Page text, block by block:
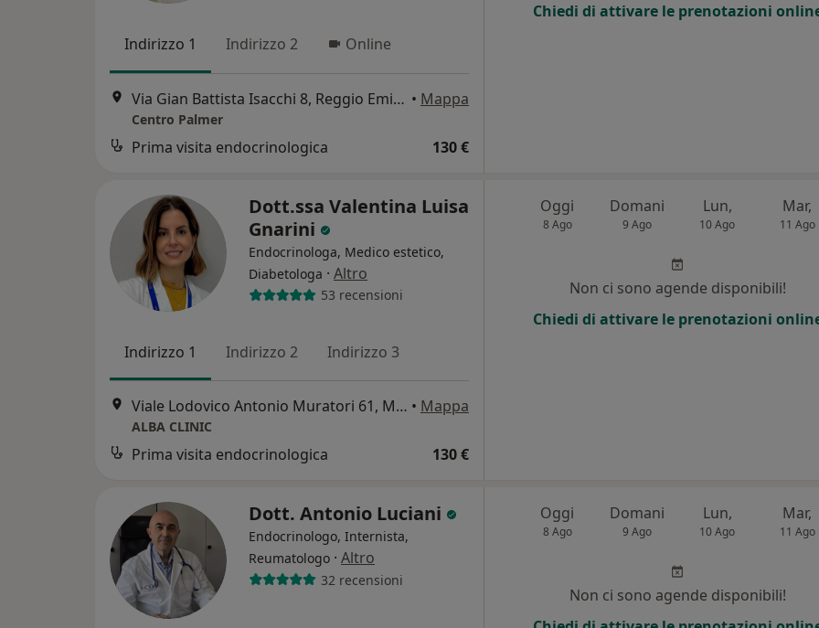
Indirizzo 1 Indirizzo 2 Online
Via Gian Battista Isacchi 8, Reggio Emilia • Mappa
Centro Palmer
Prima visita endocrinologica 130 €
Chiedi di attivare le prenotazioni
Dott.ssa Valentina Luisa
Gnarini
Endocrinologa, Medico estetico,
Diabetologa · Altro
53 recensioni
Indirizzo 1 Indirizzo 2 Indirizzo 3
Viale Lodovico Antonio Muratori 61, Modena • Mappa
ALBA CLINIC
Prima visita endocrinologica 130 €
Oggi
8 Ago
Domani
9 Ago
Lun,
10 Ago
Mar,
11 Ago
Non ci sono agende disponibili!
Chiedi di attivare le prenotazioni
Dott. Antonio Luciani
Endocrinologo, Internista,
Reumatologo · Altro
32 recensioni
Oggi
8 Ago
Domani
9 Ago
Lun,
10 Ago
Mar,
11 Ago
Non ci sono agende disponibili!